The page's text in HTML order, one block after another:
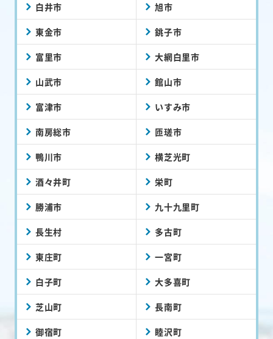
白井市 旭市
東金市 銚子市
富里市 大網白里市
山武市 館山市
富津市 いすみ市
南房総市 匝瑳市
鴨川市 横芝光町
酒々井町 栄町
勝浦市 九十九里町
長生村 多古町
東庄町 一宮町
白子町 大多喜町
芝山町 長南町
御宿町 睦沢町